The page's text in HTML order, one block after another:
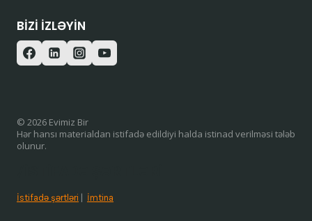
BIZI IZLƏYIN
© 2026 Evimiz Bir
Hər hansı materialdan istifadə edildiyi halda istinad verilməsi tələb
olunur.
İstifadə şərtləri İmtina